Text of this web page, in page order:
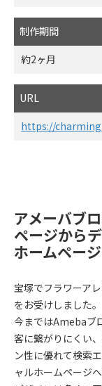
制作期間
約2ヶ月
URL
https://
アメーバブ
ページから
ホームペー
宝塚でフラワーア
をお受けしました。
今まではAmebaブ
客に繋がりにくい
ン性に優れて検索
ャルホームページ